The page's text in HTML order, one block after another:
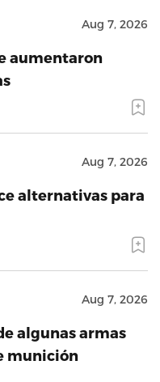
Aug 7, 2026
aumentaron
Aug 7, 2026
alternativas para
Aug 7, 2026
algunas armas
munición